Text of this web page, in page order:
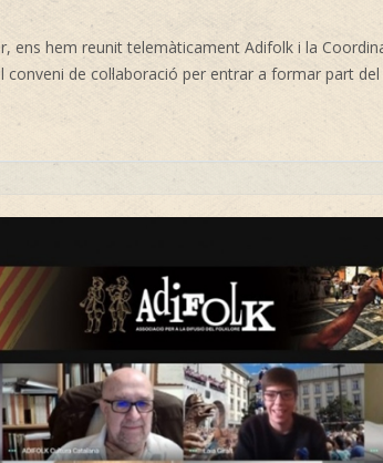
ens hem reunit telemàticament Adifolk i la
de col·laboració per entrar a formar part del